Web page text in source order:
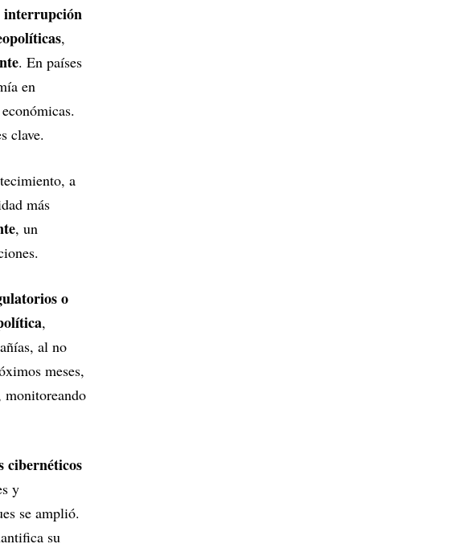
interrupción
,
. En países
en
clave.
a
más
, un
o
,
al no
meses,
monitoreando
cibernéticos
y
se amplió.
su